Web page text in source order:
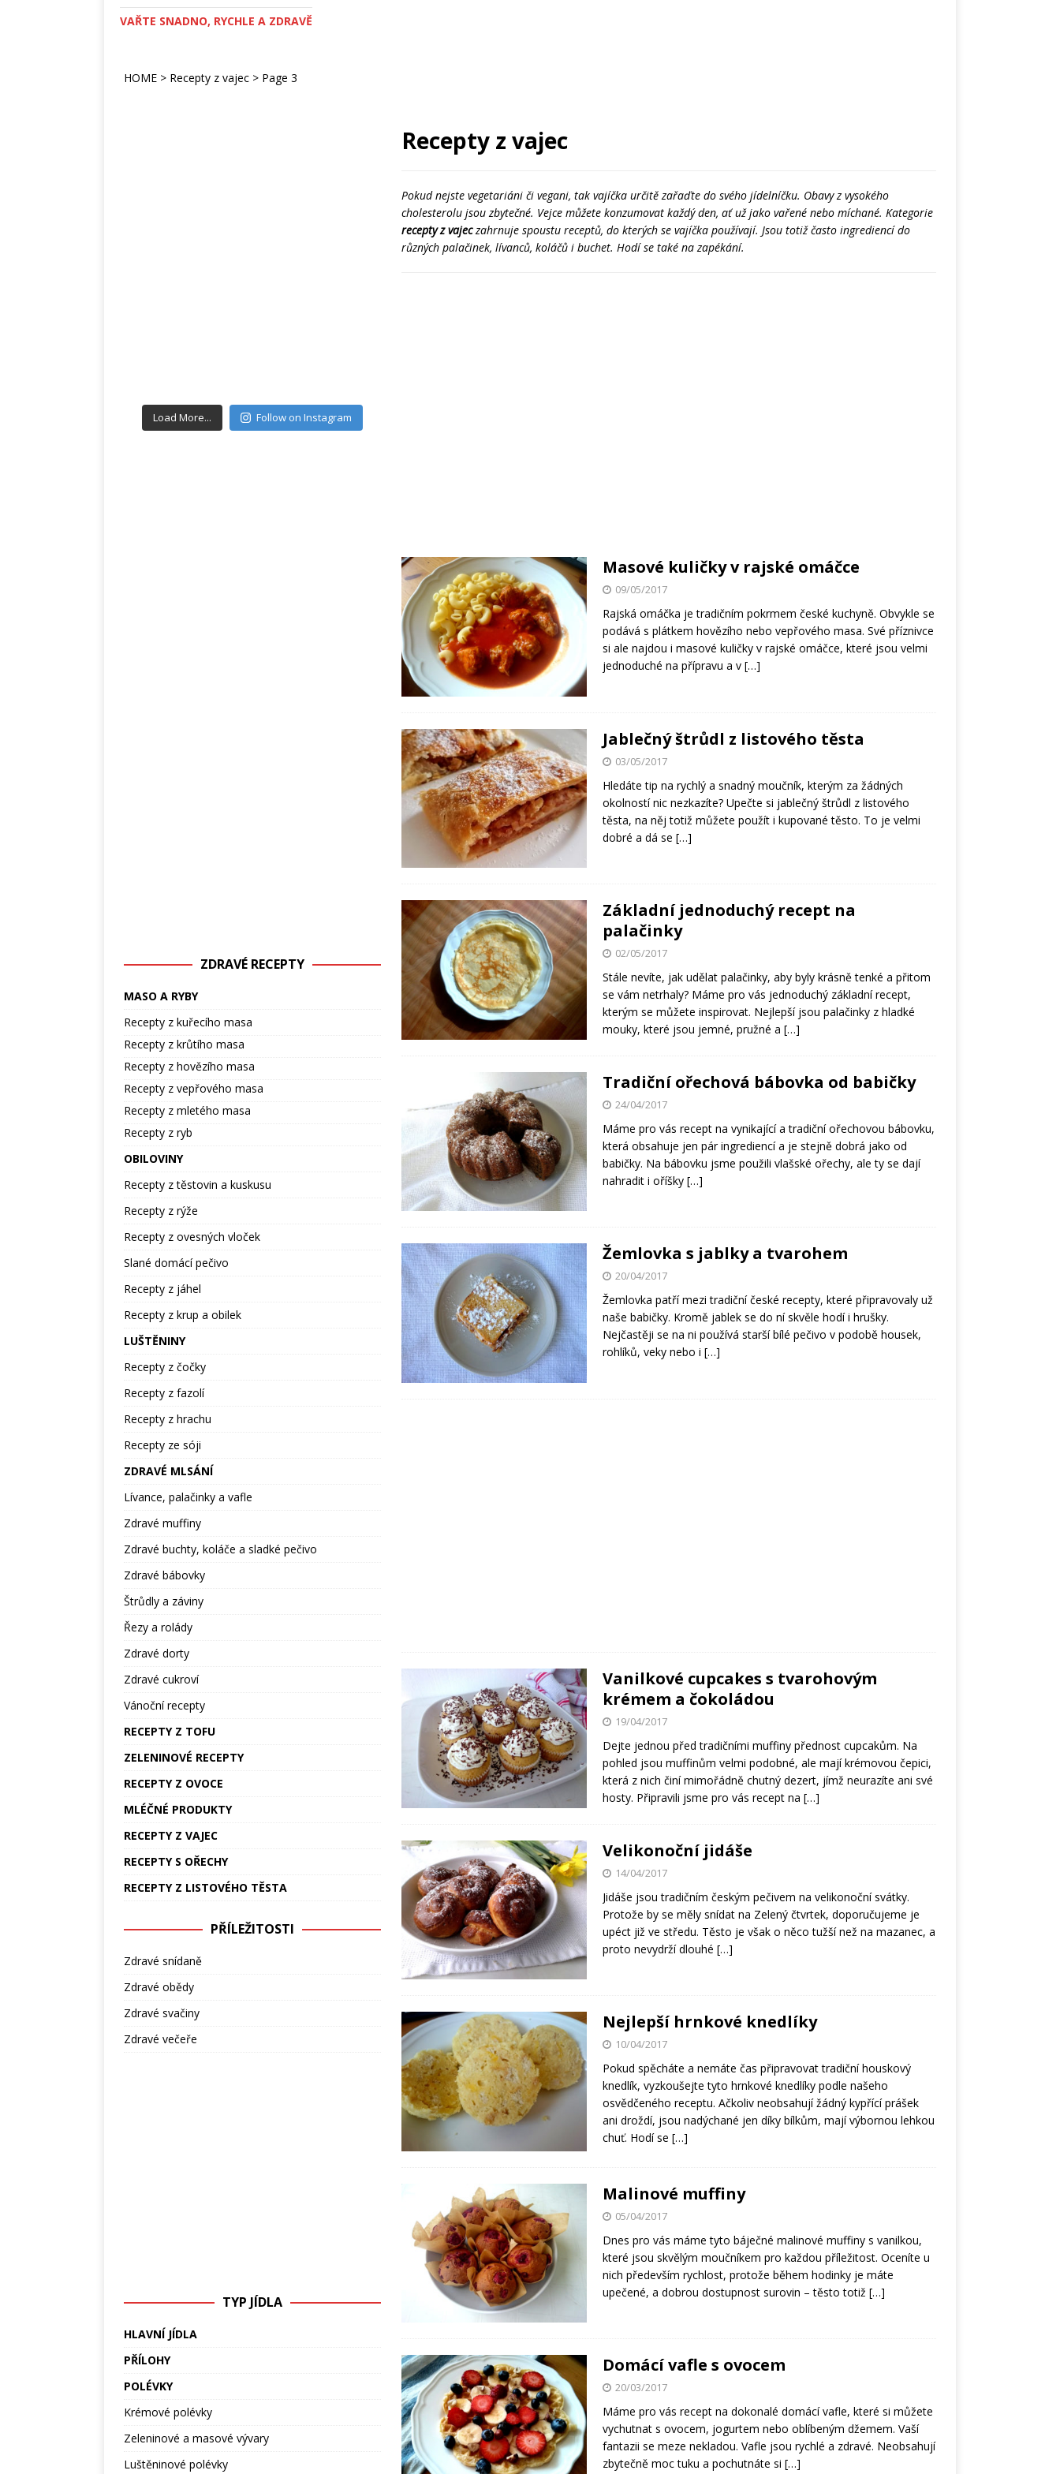
VAŘTE SNADNO, RYCHLE A ZDRAVĚ
HOME > Recepty z vajec > Page 3
Recepty z vajec
Pokud nejste vegetariáni či vegani, tak vajíčka určitě zařaďte do svého jídelníčku. Obavy z vysokého
cholesterolu jsou zbytečné. Vejce můžete konzumovat každý den, ať už jako vařené nebo míchané. Kategorie
recepty z vajeczahrnuje spoustu receptů, do kterých se vajíčka používají. Jsou totiž často ingrediencí do
různých palačinek, lívanců, koláčů i buchet. Hodí se také na zapékání.
Masové kuličky v rajské omáčce
09/05/2017
Rajská omáčka je tradičním pokrmem české kuchyně. Obvykle se
podává s plátkem hovězího nebo vepřového masa. Své příznivce
si ale najdou i masové kuličky v rajské omáčce, které jsou velmi
jednoduché na přípravu a v […]
Jablečný štrůdl z listového těsta
03/05/2017
Hledáte tip na rychlý a snadný moučník, kterým za žádných
okolností nic nezkazíte? Upečte si jablečný štrůdl z listového
těsta, na něj totiž můžete použít i kupované těsto. To je velmi
dobré a dá se […]
Základní jednoduchý recept na
palačinky
02/05/2017
Stále nevíte, jak udělat palačinky, aby byly krásně tenké a přitom
se vám netrhaly? Máme pro vás jednoduchý základní recept,
kterým se můžete inspirovat. Nejlepší jsou palačinky z hladké
mouky, které jsou jemné, pružné a […]
Tradiční ořechová bábovka od babičky
24/04/2017
Máme pro vás recept na vynikající a tradiční ořechovou bábovku,
která obsahuje jen pár ingrediencí a je stejně dobrá jako od
babičky. Na bábovku jsme použili vlašské ořechy, ale ty se dají
nahradit i oříšky […]
Žemlovka s jablky a tvarohem
20/04/2017
Žemlovka patří mezi tradiční české recepty, které připravovaly už
naše babičky. Kromě jablek se do ní skvěle hodí i hrušky.
Nejčastěji se na ni používá starší bílé pečivo v podobě housek,
rohlíků, veky nebo i […]
Vanilkové cupcakes s tvarohovým
krémem a čokoládou
19/04/2017
Dejte jednou před tradičními muffiny přednost cupcakům. Na
pohled jsou muffinům velmi podobné, ale mají krémovou čepici,
která z nich činí mimořádně chutný dezert, jímž neurazíte ani své
hosty. Připravili jsme pro vás recept na […]
Velikonoční jidáše
14/04/2017
Jidáše jsou tradičním českým pečivem na velikonoční svátky.
Protože by se měly snídat na Zelený čtvrtek, doporučujeme je
upéct již ve středu. Těsto je však o něco tužší než na mazanec, a
proto nevydrží dlouhé […]
Nejlepší hrnkové knedlíky
10/04/2017
Pokud spěcháte a nemáte čas připravovat tradiční houskový
knedlík, vyzkoušejte tyto hrnkové knedlíky podle našeho
osvědčeného receptu. Ačkoliv neobsahují žádný kypřící prášek
ani droždí, jsou nadýchané jen díky bílkům, mají výbornou lehkou
chuť. Hodí se […]
Malinové muffiny
05/04/2017
Dnes pro vás máme tyto báječné malinové muffiny s vanilkou,
které jsou skvělým moučníkem pro každou příležitost. Oceníte u
nich především rychlost, protože během hodinky je máte
upečené, a dobrou dostupnost surovin – těsto totiž […]
Domácí vafle s ovocem
20/03/2017
Máme pro vás recept na dokonalé domácí vafle, které si můžete
vychutnat s ovocem, jogurtem nebo oblíbeným džemem. Vaší
fantazii se meze nekladou. Vafle jsou rychlé a zdravé. Neobsahují
zbytečně moc tuku a pochutnáte si […]
Load More... Follow on Instagram
ZDRAVÉ RECEPTY
MASO A RYBY
Recepty z kuřecího masa
Recepty z krůtího masa
Recepty z hovězího masa
Recepty z vepřového masa
Recepty z mletého masa
Recepty z ryb
OBILOVINY
Recepty z těstovin a kuskusu
Recepty z rýže
Recepty z ovesných vloček
Slané domácí pečivo
Recepty z jáhel
Recepty z krup a obilek
LUŠTĚNINY
Recepty z čočky
Recepty z fazolí
Recepty z hrachu
Recepty ze sóji
ZDRAVÉ MLSÁNÍ
Lívance, palačinky a vafle
Zdravé muffiny
Zdravé buchty, koláče a sladké pečivo
Zdravé bábovky
Štrůdly a záviny
Řezy a rolády
Zdravé dorty
Zdravé cukroví
Vánoční recepty
RECEPTY Z TOFU
ZELENINOVÉ RECEPTY
RECEPTY Z OVOCE
MLÉČNÉ PRODUKTY
RECEPTY Z VAJEC
RECEPTY S OŘECHY
RECEPTY Z LISTOVÉHO TĚSTA
PŘÍLEŽITOSTI
Zdravé snídaně
Zdravé obědy
Zdravé svačiny
Zdravé večeře
TYP JÍDLA
HLAVNÍ JÍDLA
PŘÍLOHY
POLÉVKY
Krémové polévky
Zeleninové a masové vývary
Luštěninové polévky